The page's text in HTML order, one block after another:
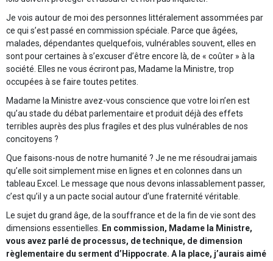
Je vois autour de moi des personnes littéralement assommées par
ce qui s’est passé en commission spéciale. Parce que âgées,
malades, dépendantes quelquefois, vulnérables souvent, elles en
sont pour certaines à s’excuser d’être encore là, de « coûter » à la
société. Elles ne vous écriront pas, Madame la Ministre, trop
occupées à se faire toutes petites.
Madame la Ministre avez-vous conscience que votre loi n’en est
qu’au stade du débat parlementaire et produit déjà des effets
terribles auprès des plus fragiles et des plus vulnérables de nos
concitoyens ?
Que faisons-nous de notre humanité ? Je ne me résoudrai jamais
qu’elle soit simplement mise en lignes et en colonnes dans un
tableau Excel. Le message que nous devons inlassablement passer,
c’est qu’il y a un pacte social autour d’une fraternité véritable.
Le sujet du grand âge, de la souffrance et de la fin de vie sont des
dimensions essentielles. En commission, Madame la Ministre,
vous avez parlé de processus, de technique, de dimension
règlementaire du serment d’Hippocrate. A la place, j’aurais aimé